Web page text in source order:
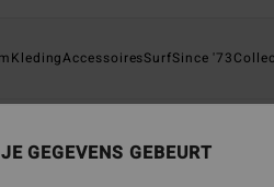
KledingAccessoiresSurfSince '73
GEGEVENS GEBEURT